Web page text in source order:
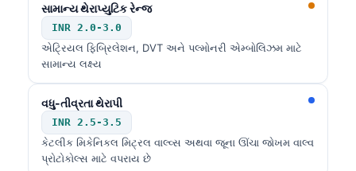
સામાન્ય થેરાપ્યુટિક રેન્જ
INR 2.0-3.0
એટ્રિયલ ફિબ્રિલેશન, DVT અને પલ્મોનરી એમ્બોલિઝમ માટે
સામાન્ય લક્ષ્ય
વધુ-તીવ્રતા થેરાપી
INR 2.5-3.5
કેટલીક મિકેનિકલ મિટ્રલ વાલ્વ્સ અથવા જૂના ઊંચા જોખમ વાલ્વ
પ્રોટોકોલ્સ માટે વપરાય છે